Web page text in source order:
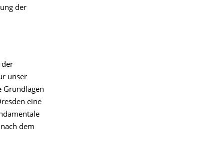
der
der
unser
Grundlagen
eine
dem